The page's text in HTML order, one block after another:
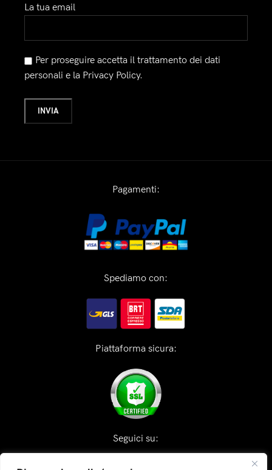
La tua email
Per proseguire accetta il trattamento dei dati
personali e la Privacy Policy.
Pagamenti:
Spediamo con:
Piattaforma sicura:
Seguici su: